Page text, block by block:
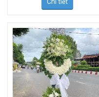
Chi tiết